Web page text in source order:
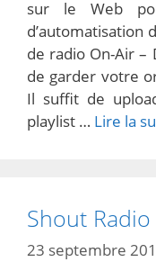
sur le Web
d’automatisation
de radio On-Air –
de garder votre
Il suffit de
playlist … Lire la
Shout
23 septembre